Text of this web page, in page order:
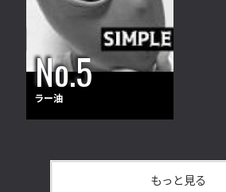
ラー油
もっと見る